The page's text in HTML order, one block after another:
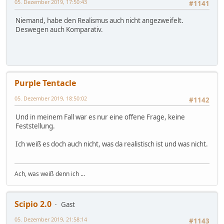
#1141
05. Dezember 2019, 17:50:43
Niemand, habe den Realismus auch nicht angezweifelt.
Deswegen auch Komparativ.
Purple Tentacle
#1142
05. Dezember 2019, 18:50:02
Und in meinem Fall war es nur eine offene Frage, keine
Feststellung.
Ich weiß es doch auch nicht, was da realistisch ist und was nicht.
Ach, was weiß denn ich ...
Scipio 2.0
Gast
#1143
05. Dezember 2019, 21:58:14